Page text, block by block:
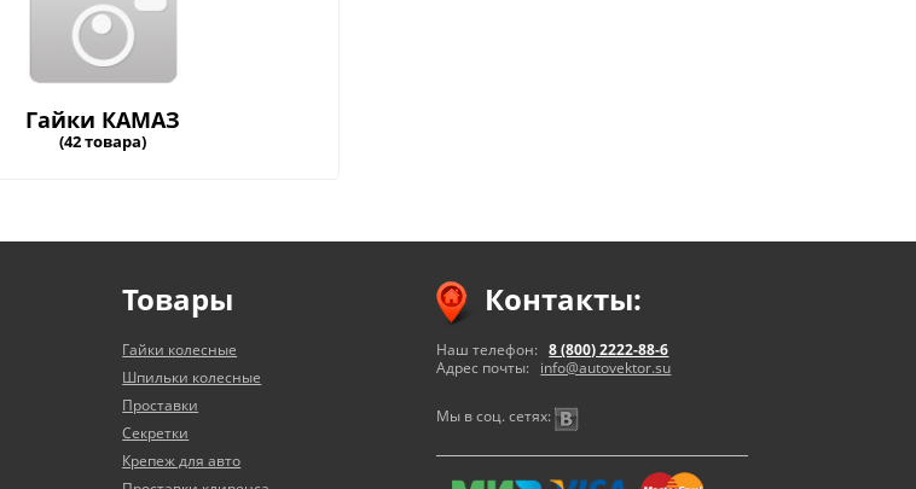
Гайки КАМАЗ
(42 товара)
Товары
Гайки колесные
Шпильки колесные
Проставки
Секретки
Крепеж для авто
Контакты:
Наш телефон:8 (800) 2222-88-6
Адрес почты: info@autovektor.su
Мы в соц. сетях: